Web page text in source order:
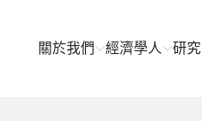
關於我們 經濟學人 研究